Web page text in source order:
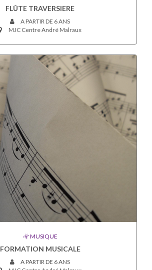
FLÛTE TRAVERSIERE
A PARTIR DE 6 ANS
MJC Centre André Malraux
MUSIQUE
FORMATION MUSICALE
A PARTIR DE 6 ANS